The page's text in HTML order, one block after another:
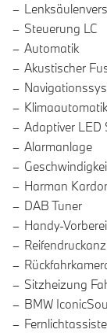
Steuerung LC
Automatik
Akustischer
Klimaautomatik
Adaptiver LED
Alarmanlage
Harman
DAB Tuner
Handy-
Sitzheizung
BMW